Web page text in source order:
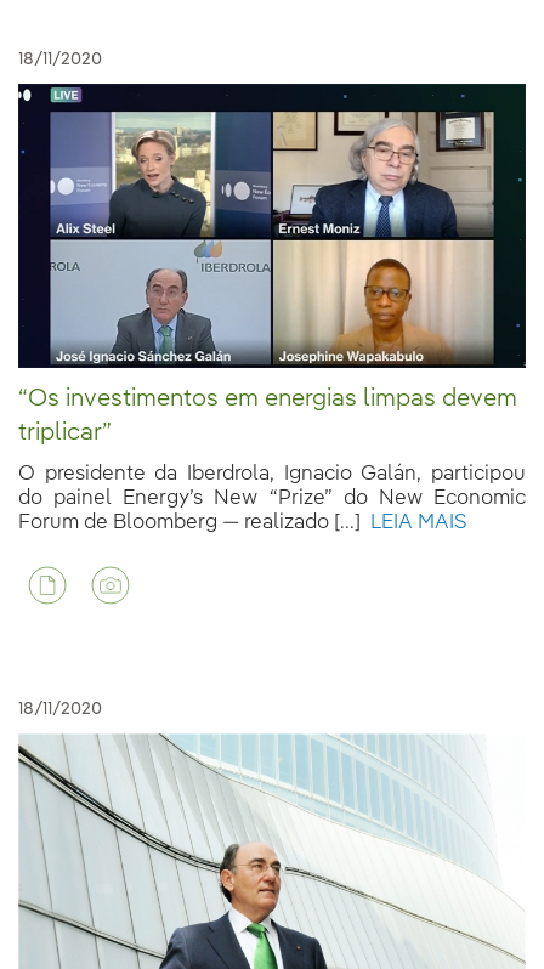
18/11/2020
“Os investimentos em energias limpas devem
triplicar”
O presidente da Iberdrola, Ignacio Galán, participou
do painel Energy’s New “Prize” do New Economic
Forum de Bloomberg — realizado [...]
LEIA MAIS
18/11/2020